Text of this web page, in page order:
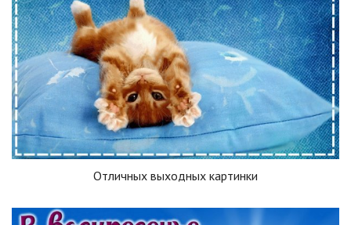
Отличных выходных картинки